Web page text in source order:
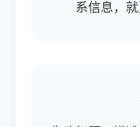
系信息，